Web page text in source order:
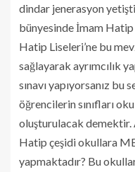
dindar jenerasyon
bünyesinde İmam
Hatip Liseleri’ne bu
sağlayarak ayrımcılık
sınavı yapıyorsanız bu
öğrencilerin sınıfları
oluşturulacak demektir.
Hatip çeşidi okullara
yapmaktadır? Bu okullar